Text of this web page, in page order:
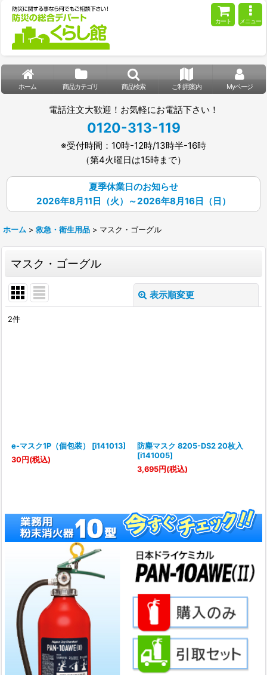
カート メニュー
ホーム 商品カテゴリ 商品検索 ご利用案内 Myページ
電話注文大歓迎！お気軽にお電話下さい！
0120-313-119
※受付時間：10時-12時/13時半-16時
（第4火曜日は15時まで）
夏季休業日のお知らせ
2026年8月11日（火）～2026年8月16日（日）
ホーム > 救急・衛生用品 > マスク・ゴーグル
マスク・ゴーグル
表示順変更
2件
e-マスク1P（個包装） [i141013]
30円 (税込)
防塵マスク 8205-DS2 20枚入
[i141005]
3,695円 (税込)